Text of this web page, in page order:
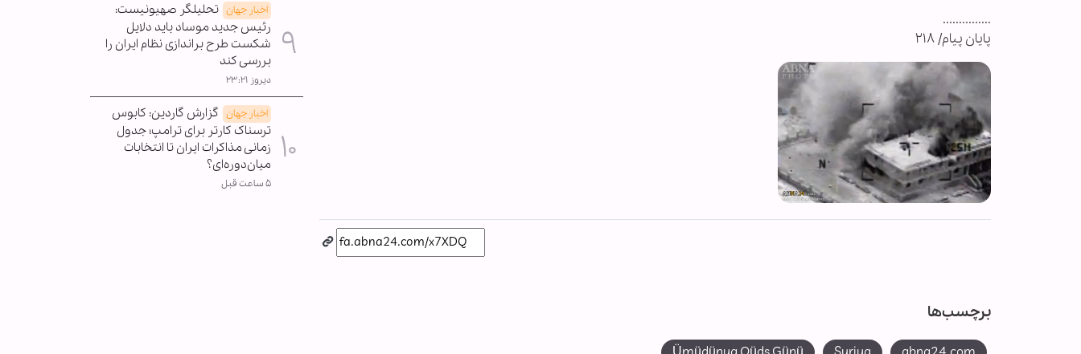
...............
پایان پیام/ ۲۱۸
برچسب‌ها
اخبار جهان تحلیلگر صهیونیست:
رئیس جدید موساد باید دلایل
شکست طرح براندازی نظام ایران را
بررسی کند
دیروز ۲۳:۲۱
اخبار جهان گزارش گاردین: کابوس
ترسناک کارتر برای ترامپ؛ جدول
زمانی مذاکرات ایران تا انتخابات
میان‌دوره‌ای؟
۵ ساعت قبل